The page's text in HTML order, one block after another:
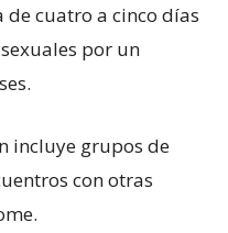
de cuatro a cinco días
por un
incluye grupos de
con otras